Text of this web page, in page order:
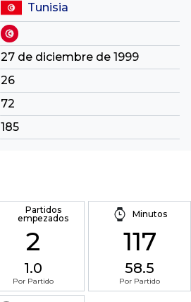
Tunisia
27 de diciembre de 1999
26
72
185
Partidos
empezados
2
1.0
Por Partido
Minutos
117
58.5
Por Partido